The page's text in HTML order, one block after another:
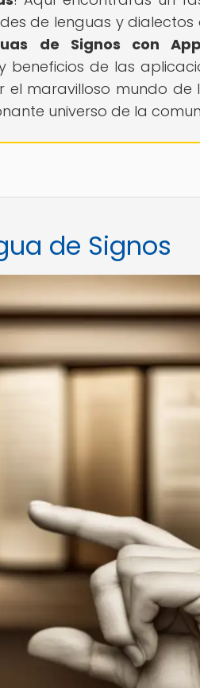
de lenguas y dialectos
de Signos con
beneficios de las
maravilloso mundo de
universo de la
de Signos